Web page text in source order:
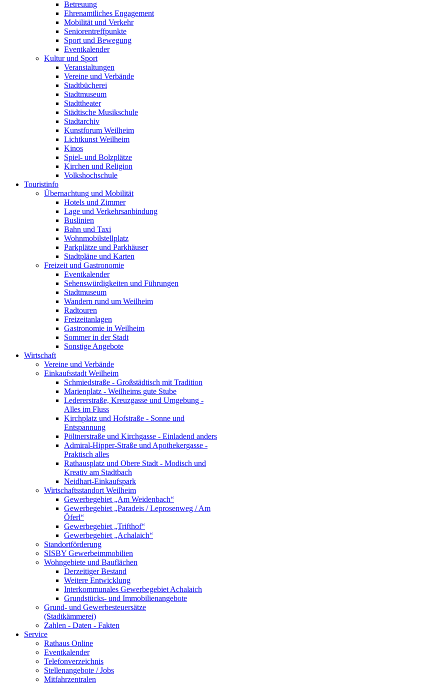
Betreuung
Ehrenamtliches Engagement
Mobilität und Verkehr
Seniorentreffpunkte
Sport und Bewegung
Eventkalender
Kultur und Sport
Veranstaltungen
Vereine und Verbände
Stadtbücherei
Stadtmuseum
Stadttheater
Städtische Musikschule
Stadtarchiv
Kunstforum Weilheim
Lichtkunst Weilheim
Kinos
Spiel- und Bolzplätze
Kirchen und Religion
Volkshochschule
Touristinfo
Übernachtung und Mobilität
Hotels und Zimmer
Lage und Verkehrsanbindung
Buslinien
Bahn und Taxi
Wohnmobilstellplatz
Parkplätze und Parkhäuser
Stadtpläne und Karten
Freizeit und Gastronomie
Eventkalender
Sehenswürdigkeiten und Führungen
Stadtmuseum
Wandern rund um Weilheim
Radtouren
Freizeitanlagen
Gastronomie in Weilheim
Sommer in der Stadt
Sonstige Angebote
Wirtschaft
Vereine und Verbände
Einkaufsstadt Weilheim
Schmiedstraße - Großstädtisch mit Tradition
Marienplatz - Weilheims gute Stube
Ledererstraße, Kreuzgasse und Umgebung -
Alles im Fluss
Kirchplatz und Hofstraße - Sonne und
Entspannung
Pöltnerstraße und Kirchgasse - Einladend anders
Admiral-Hipper-Straße und Apothekergasse -
Praktisch alles
Rathausplatz und Obere Stadt - Modisch und
Kreativ am Stadtbach
Neidhart-Einkaufspark
Wirtschaftsstandort Weilheim
Gewerbegebiet „Am Weidenbach“
Gewerbegebiet „Paradeis / Leprosenweg / Am
Öferl“
Gewerbegebiet „Trifthof“
Gewerbegebiet „Achalaich“
Standortförderung
SISBY Gewerbeimmobilien
Wohngebiete und Bauflächen
Derzeitiger Bestand
Weitere Entwicklung
Interkommunales Gewerbegebiet Achalaich
Grundstücks- und Immobilienangebote
Grund- und Gewerbesteuersätze
(Stadtkämmerei)
Zahlen - Daten - Fakten
Service
Rathaus Online
Eventkalender
Telefonverzeichnis
Stellenangebote / Jobs
Mitfahrzentralen